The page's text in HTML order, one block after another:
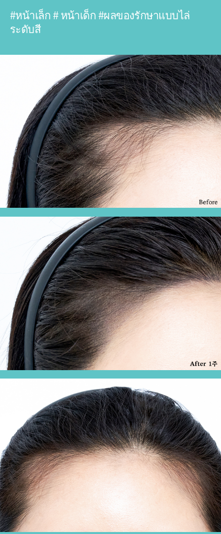
#หน้าเล็ก # หน้าเด็ก #ผลของรักษาแบบไล่
ระดับสี